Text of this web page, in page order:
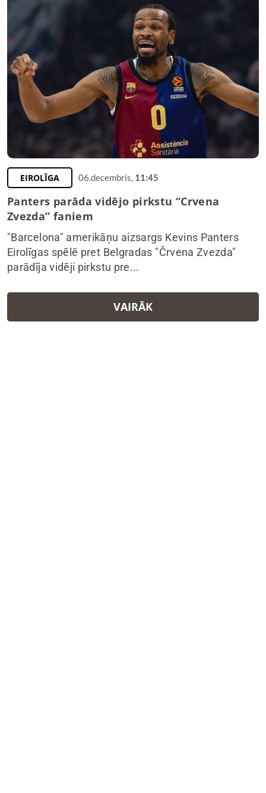
EIROLĪGA 06.decembris, 11:45
Panters parāda vidējo pirkstu “Crvena
Zvezda” faniem
"Barcelona" amerikāņu aizsargs Kevins Panters
Eirolīgas spēlē pret Belgradas "Črvena Zvezda"
parādīja vidēji pirkstu pre...
VAIRĀK